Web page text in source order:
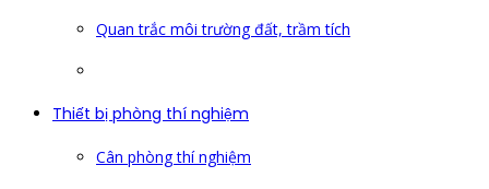
Quan trắc môi trường đất, trầm tích
Thiết bị phòng thí nghiệm
Cân phòng thí nghiệm